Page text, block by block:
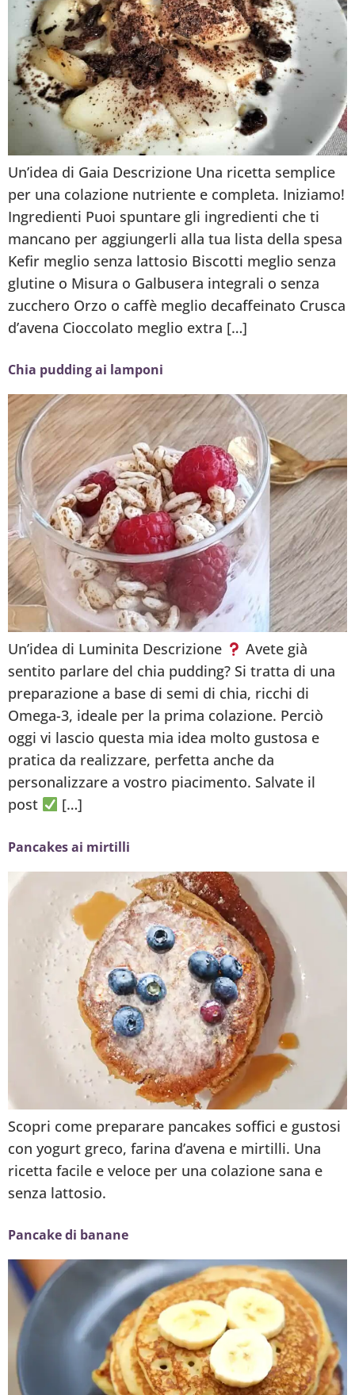
Un’idea di Gaia Descrizione Una ricetta semplice
per una colazione nutriente e completa. Iniziamo!
Ingredienti Puoi spuntare gli ingredienti che ti
mancano per aggiungerli alla tua lista della spesa
Kefir meglio senza lattosio Biscotti meglio senza
glutine o Misura o Galbusera integrali o senza
zucchero Orzo o caffè meglio decaffeinato Crusca
d’avena Cioccolato meglio extra […]
Chia pudding ai lamponi
Un’idea di Luminita Descrizione
Avete già
sentito parlare del chia pudding? Si tratta di una
preparazione a base di semi di chia, ricchi di
Omega-3, ideale per la prima colazione. Perciò
oggi vi lascio questa mia idea molto gustosa e
pratica da realizzare, perfetta anche da
personalizzare a vostro piacimento. Salvate il
post
[…]
Pancakes ai mirtilli
Scopri come preparare pancakes soffici e gustosi
con yogurt greco, farina d’avena e mirtilli. Una
ricetta facile e veloce per una colazione sana e
senza lattosio.
Pancake di banane